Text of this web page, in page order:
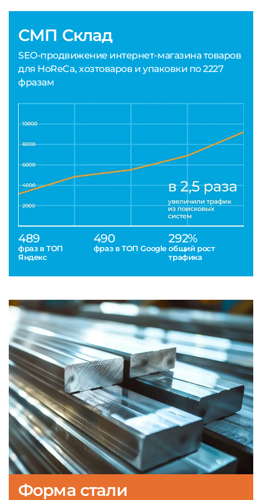
СМП Склад
SEO-продвижение интернет-магазина товаров
для HoReCa, хозтоваров и упаковки по 2227
фразам
489
фраз в ТОП
Яндекс
490
фраз в ТОП Google
292%
общий рост
трафика
Форма стали